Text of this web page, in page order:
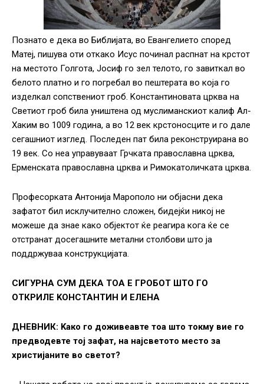
Познато е дека во Библијата, во Евангелието според
Матеј, пишува оти откако Исус починал распнат на крстот
на местото Голгота, Јосиф го зел телото, го завиткал во
белото платно и го погребал во пештерата во која го
изделкал сопствениот гроб. Kонстантиновата црква на
Светиот гроб била уништена од муслиманскиот калиф Ал-
Хаким во 1009 година, а во 12 век крстоносците и го дале
сегашниот изглед. Последен пат била реконструирана во
19 век. Со неа управуваат Грчката православна црква,
Ерменската православна црква и Римокатоличката црква.
Професорката Антонија Марополо ни објасни дека
зафатот бил исклучително сложен, бидејќи никој не
можеше да знае како објектот ќе реагира кога ќе се
отстранат досегашните метални столбови што ја
поддржуваа конструкцијата.
СИГУРНА СУМ ДЕКА ТОА Е ГРОБОТ ШТО ГО
ОТКРИЛЕ KОНСТАНТИН И ЕЛЕНА
ДНЕВНИК: Kако го доживеавте тоа што токму вие го
предводевте тој зафат, на најсветото место за
христијаните во светот?